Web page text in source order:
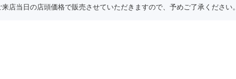
店当日の店頭価格で販売させていただきますので、予めご了承ください。